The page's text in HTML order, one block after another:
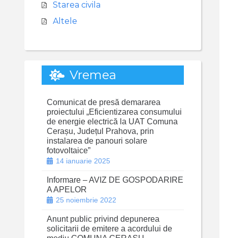
Starea civila
Altele
Vremea
Comunicat de presă demararea
proiectului „Eficientizarea consumului
de energie electrică la UAT Comuna
Cerașu, Județul Prahova, prin
instalarea de panouri solare
fotovoltaice”
14 ianuarie 2025
Informare – AVIZ DE GOSPODARIRE
A APELOR
25 noiembrie 2022
Anunt public privind depunerea
solicitarii de emitere a acordului de